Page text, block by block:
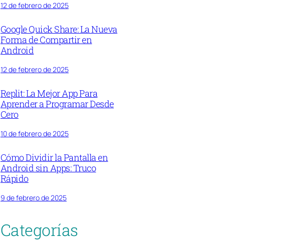
12 de febrero de 2025
Google Quick Share: La Nueva
Forma de Compartir en
Android
12 de febrero de 2025
Replit: La Mejor App Para
Aprender a Programar Desde
Cero
10 de febrero de 2025
Cómo Dividir la Pantalla en
Android sin Apps: Truco
Rápido
9 de febrero de 2025
Categorías